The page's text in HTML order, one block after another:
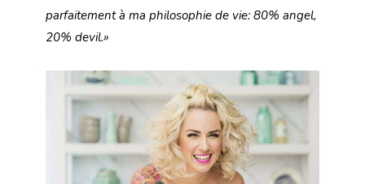
parfaitement à ma philosophie de vie: 80% angel,
20% devil.»